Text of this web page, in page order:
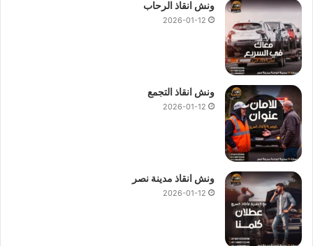
ونش انقاذ الرحاب
2026-01-12
ونش انقاذ التجمع
2026-01-12
ونش انقاذ مدينة نصر
2026-01-12